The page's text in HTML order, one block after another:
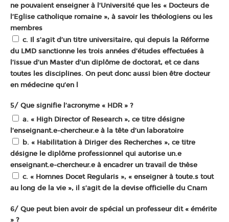
ne pouvaient enseigner à l’Université que les « Docteurs de
l’Eglise catholique romaine », à savoir les théologiens ou les
membres
c. Il s’agit d’un titre universitaire, qui depuis la Réforme
du LMD sanctionne les trois années d’études effectuées à
l’issue d’un Master d’un diplôme de doctorat, et ce dans
toutes les disciplines. On peut donc aussi bien être docteur
en médecine qu’en l
5/ Que signifie l’acronyme « HDR » ?
a. « High Director of Research », ce titre désigne
l’enseignant.e-chercheur.e à la tête d’un laboratoire
b. « Habilitation à Diriger des Recherches », ce titre
désigne le diplôme professionnel qui autorise un.e
enseignant.e-chercheur.e à encadrer un travail de thèse
c. « Homnes Docet Regularis », « enseigner à toute.s tout
au long de la vie », il s’agit de la devise officielle du Cnam
6/ Que peut bien avoir de spécial un professeur dit « émérite
» ?